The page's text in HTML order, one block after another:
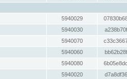
5940029
5940030
5940070
5940060
5940080
5940020